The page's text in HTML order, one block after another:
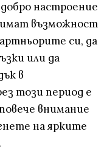
настроение
имат възможност
си, да
или да
в
този период е
внимание
на ярките